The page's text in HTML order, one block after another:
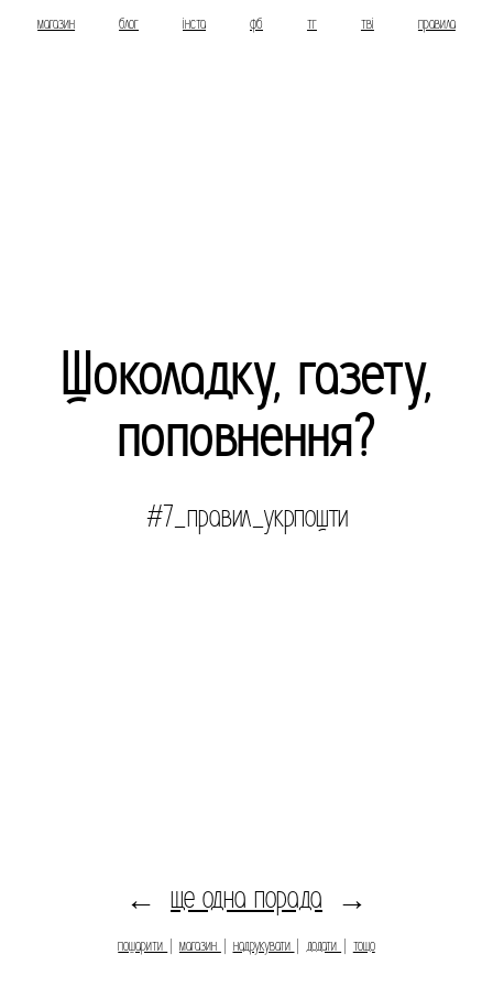
магазин блог інста фб тг тві правила
Шоколадку, газету,
поповнення?
#7_правил_укрпошти
← ще одна порада →
пошарити магазин надрукувати додати тощо